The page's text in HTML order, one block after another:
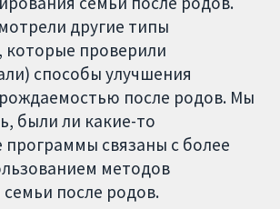
другие типы
которые проверили
способы улучшения
после родов. Мы
были ли какие-то
связаны с более
методов
после родов.